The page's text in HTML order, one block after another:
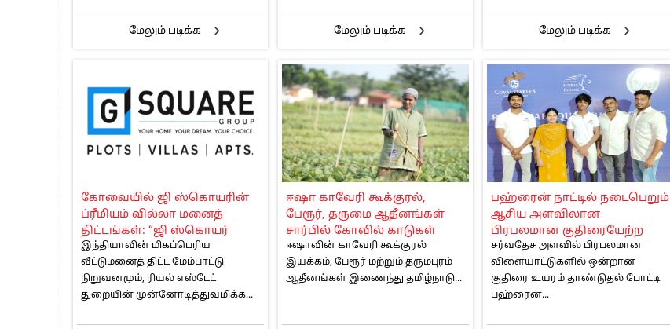
மேலும் படிக்க மேலும் படிக்க மேலும் படிக்க
கோவையில் ஜி ஸ்கொயரின்
ப்ரீமியம் வில்லா மனைத்
திட்டங்கள்: “ஜி ஸ்கொயர்
துளிர்” மற்றும் “ஜி ஸ்கொயர்
ஃப்யூச்சுரா” அறிமுகம்
இந்தியாவின் மிகப்பெரிய
வீட்டுமனைத் திட்ட மேம்பாட்டு
நிறுவனமும், ரியல் எஸ்டேட்
துறையின் முன்னோடித்துவமிக்க...
ஈஷா காவேரி கூக்குரல்,
பேரூர், தருமை ஆதீனங்கள்
சார்பில் கோவில் காடுகள்
திட்டம்!
ஈஷாவின் காவேரி கூக்குரல்
இயக்கம், பேரூர் மற்றும் தருமபுரம்
ஆதீனங்கள் இணைந்து தமிழ்நாடு...
பஹ்ரைன் நாட்டில் நடைபெறும்
ஆசிய அளவிலான
பிரபலமான குதிரையேற்ற
போட்டியில் கோவையில்
பயிற்சி பெற்று வரும்
மாணவர் தேர்வு
சர்வதேச அளவில் பிரபலமான
விளையாட்டுகளில் ஒன்றான
குதிரை உயரம் தாண்டுதல் போட்டி
பஹ்ரைன்...